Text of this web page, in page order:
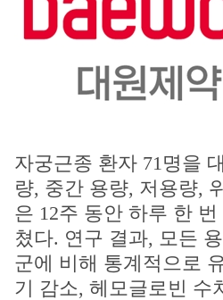
자궁근종 환자 71명을
량, 중간 용량, 저용량,
은 12주 동안 하루 한
쳤다. 연구 결과, 모든
군에 비해 통계적으로
기 감소, 헤모글로빈 수